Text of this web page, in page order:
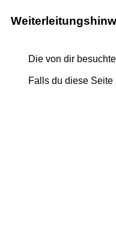
Die von dir
Falls du diese Seite